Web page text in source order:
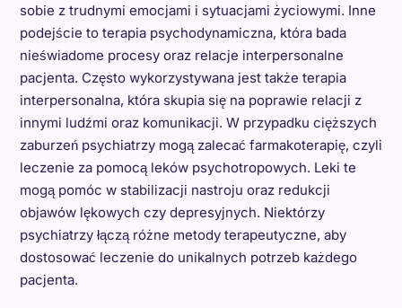
sobie z trudnymi emocjami i sytuacjami życiowymi. Inne
podejście to terapia psychodynamiczna, która bada
nieświadome procesy oraz relacje interpersonalne
pacjenta. Często wykorzystywana jest także terapia
interpersonalna, która skupia się na poprawie relacji z
innymi ludźmi oraz komunikacji. W przypadku cięższych
zaburzeń psychiatrzy mogą zalecać farmakoterapię, czyli
leczenie za pomocą leków psychotropowych. Leki te
mogą pomóc w stabilizacji nastroju oraz redukcji
objawów lękowych czy depresyjnych. Niektórzy
psychiatrzy łączą różne metody terapeutyczne, aby
dostosować leczenie do unikalnych potrzeb każdego
pacjenta.